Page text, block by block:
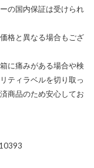
の国内保証は受けられ
格と異なる場合もござ
に痛みがある場合や検
ティラベルを切り取っ
商品のため安心してお